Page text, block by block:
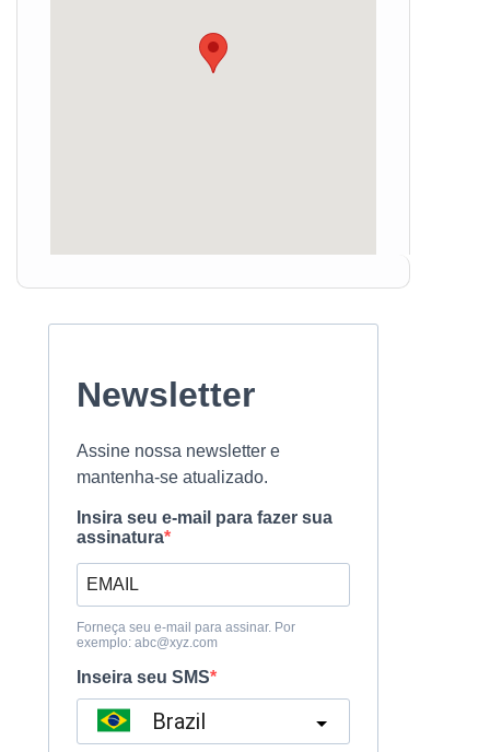
Newsletter
Assine nossa newsletter e
mantenha-se atualizado.
Insira seu e-mail para fazer sua
assinatura
Forneça seu e-mail para assinar. Por
exemplo: abc@xyz.com
Inseira seu SMS
Brazil